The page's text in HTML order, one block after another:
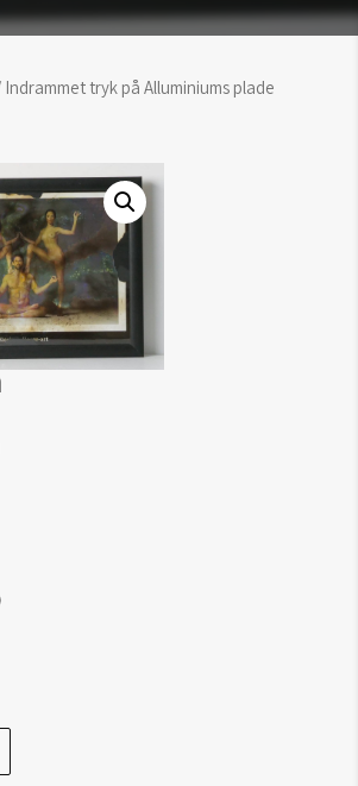
tryk på Alluminiums plade